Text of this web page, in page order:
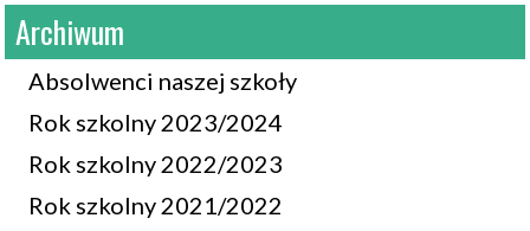
Archiwum
Absolwenci naszej szkoły
Rok szkolny 2023/2024
Rok szkolny 2022/2023
Rok szkolny 2021/2022